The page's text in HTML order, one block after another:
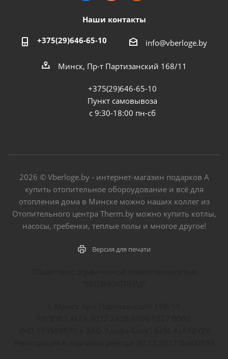
Наши контакты
+375(29)646-65-10 info@vberloge.by
Минск, Пр-т Партизанский 168/11
+375(29)646-65-10
Пункт самовывоза
с 9:30-18:00 пн-сб
2026 © Vberloge.by - интернет-магазин подарков А
купить отопительное обороудование и всё для
отопления дома в Минске можно наших коллег из
Отопительного центра Therm.by можно купить котлы,
насосы, гребенки, теплые полы и многое другое!
Версия для печати